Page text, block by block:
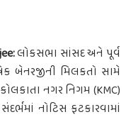
લોકસભા સાંસદ અને પૂર્વ
બેનરજીની મિલકતો સામે
નગર નિગમ (KMC)
નોટિસ ફટકારવામાં